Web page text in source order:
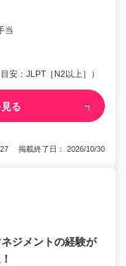
当
安：JLPT［N2以上］）
る
27 掲載終了日： 2026/10/30
ジメントの経験が